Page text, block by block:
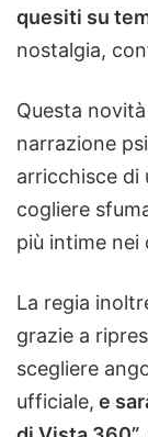
quesiti su
nostalgia,
Questa
narrazione
arricchisce di
cogliere
più intime
La regia
grazie a
scegliere
ufficiale, e